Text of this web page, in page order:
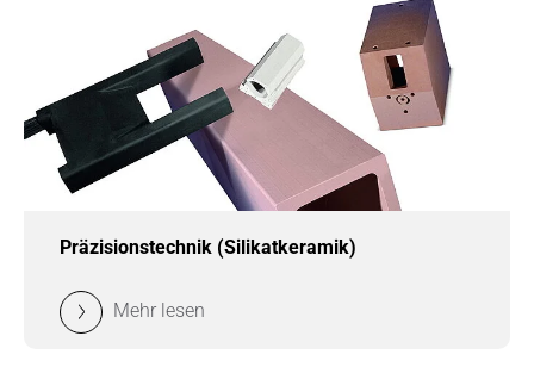
Präzisionstechnik (Silikatkeramik)
Mehr lesen